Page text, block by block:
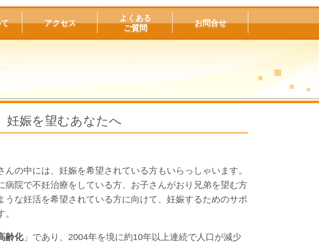
アクセス
よくある
ご質問
お問合せ
妊娠を望むあなたへ
の中には、妊娠を希望されている方もいらっしゃいます。
病院で不妊治療をしている方、お子さんがおり兄弟を望む方
うな妊活を希望されている方に向けて、妊娠するためのサポ
齢化」であり、2004年を境に約10年以上連続で人口が減少